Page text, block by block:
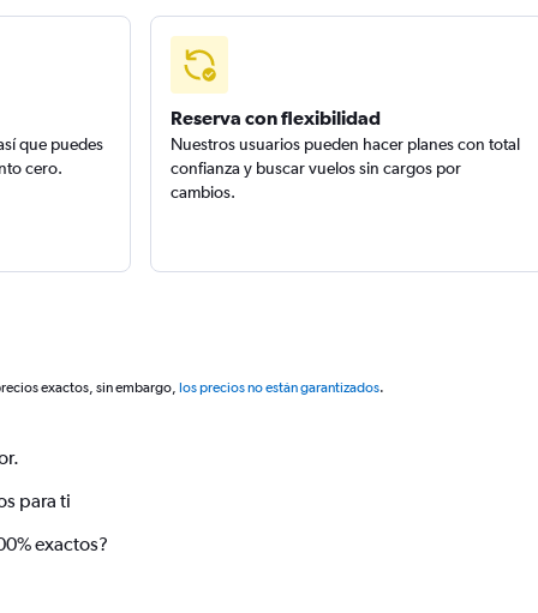
que puedes
cero.
Reserva con flexibilidad
Nuestros usuarios pueden hacer planes con total
confianza y buscar vuelos sin cargos por
cambios.
exactos, sin embargo, los precios no están garantizados.
para ti
exactos?